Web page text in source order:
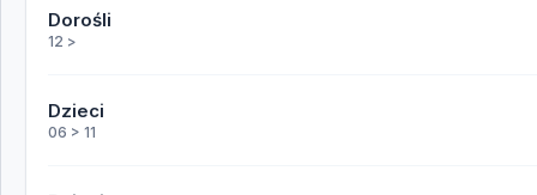
Dorośli
12 >
Dzieci
06 > 11